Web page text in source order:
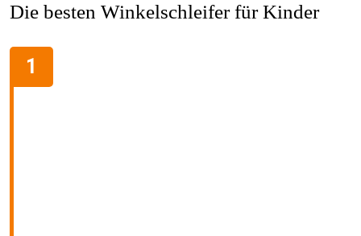
Die besten Winkelschleifer für Kinder